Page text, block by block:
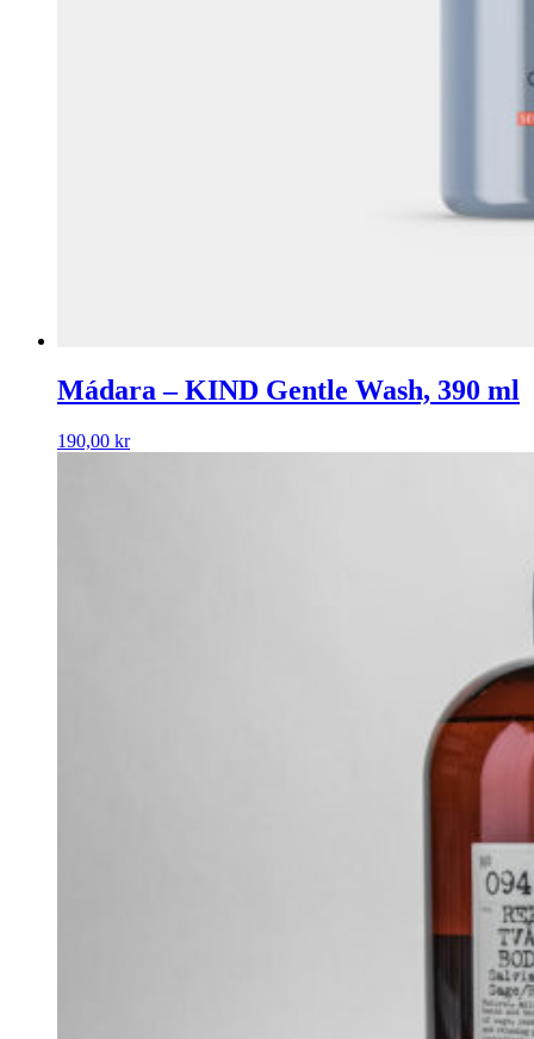
Mádara – KIND Gentle Wash, 390 ml
190,00 kr